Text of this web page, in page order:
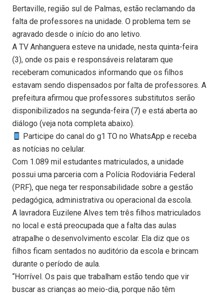
Bertaville, região sul de Palmas, estão reclamando da
falta de professores na unidade. O problema tem se
agravado desde o início do ano letivo.
A TV Anhanguera esteve na unidade, nesta quinta-feira
(3), onde os pais e responsáveis relataram que
receberam comunicados informando que os filhos
estavam sendo dispensados por falta de professores. A
prefeitura afirmou que professores substitutos serão
disponibilizados na segunda-feira (7) e está aberta ao
diálogo (veja nota completa abaixo).
Participe do canal do g1 TO no WhatsApp e receba
as notícias no celular.
Com 1.089 mil estudantes matriculados, a unidade
possui uma parceria com a Polícia Rodoviária Federal
(PRF), que nega ter responsabilidade sobre a gestão
pedagógica, administrativa ou operacional da escola.
A lavradora Euzilene Alves tem três filhos matriculados
no local e está preocupada que a falta das aulas
atrapalhe o desenvolvimento escolar. Ela diz que os
filhos ficam sentados no auditório da escola e brincam
durante o período de aula.
“Horrível. Os pais que trabalham estão tendo que vir
buscar as crianças ao meio-dia, porque não têm